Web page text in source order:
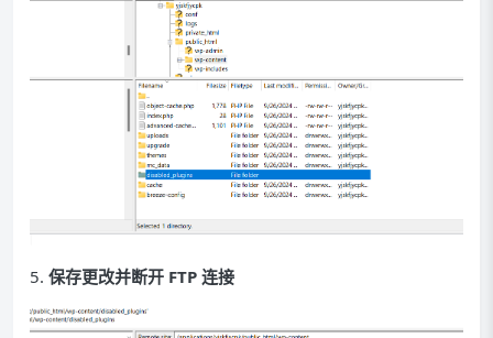
5. 保存更改并断开 FTP 连接